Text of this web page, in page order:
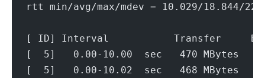
rtt min/avg/max/mdev = 10.029/18.844/
[ ID] Interval           Transfer
[  5]   0.00-10.00  sec   470 MBytes
[  5]   0.00-10.02  sec   468 MBytes